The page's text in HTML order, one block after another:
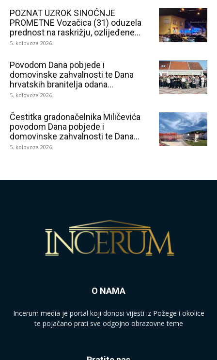
POZNAT UZROK SINOĆNJE
PROMETNE Vozačica (31) oduzela
prednost na raskrižju, ozlijeđene...
5. kolovoza 2026.
Povodom Dana pobjede i
domovinske zahvalnosti te Dana
hrvatskih branitelja odana...
5. kolovoza 2026.
Čestitka gradonačelnika Miličevića
povodom Dana pobjede i
domovinske zahvalnosti te Dana...
5. kolovoza 2026.
O NAMA
Incerum media je portal koji donosi vijesti iz Požege i okolice
te pojačano prati sve odgojno obrazovne teme